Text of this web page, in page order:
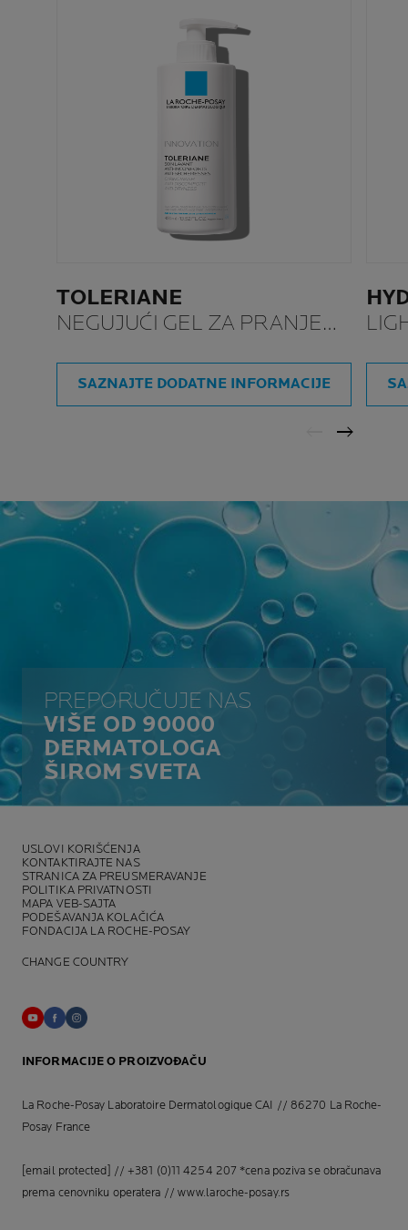
TOLERIANE
NEGUJUĆI GEL ZA PRANJE
SAZNAJTE DODATNE INFORMACIJE
PREPORUČUJE NAS
VIŠE OD 90000
DERMATOLOGA
ŠIROM SVETA
USLOVI KORIŠĆENJA
KONTAKTIRAJTE NAS
STRANICA ZA PREUSMERAVANJE
POLITIKA PRIVATNOSTI
MAPA VEB-SAJTA
PODEŠAVANJA KOLAČIĆA
FONDACIJA LA ROCHE-POSAY
CHANGE COUNTRY
INFORMACIJE O PROIZVOĐAČU
La Roche-Posay Laboratoire Dermatologique CAI // 86270 La Roche-
Posay France
[email protected] // +381 (0)11 4254 207 *cena poziva se obračunava
prema cenovniku operatera // www.laroche-posay.rs